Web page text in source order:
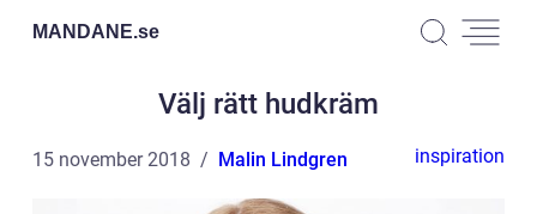
MANDANE.se
Välj rätt hudkräm
15 november 2018 Malin Lindgren inspiration